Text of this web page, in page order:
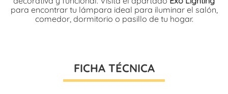
para encontrar tu lámpara ideal para iluminar el salón,
comedor, dormitorio o pasillo de tu hogar.
FICHA TÉCNICA